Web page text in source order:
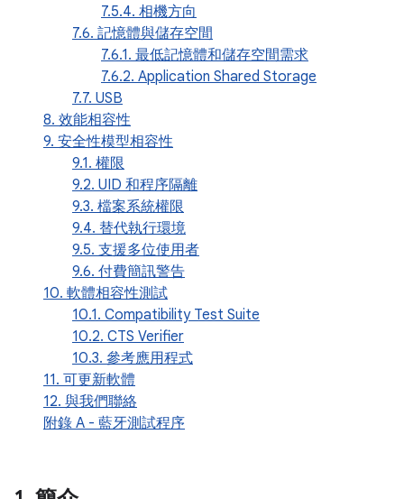
7.5.4. 相機方向
7.6. 記憶體與儲存空間
7.6.1. 最低記憶體和儲存空間需求
7.6.2. Application Shared Storage
7.7. USB
8. 效能相容性
9. 安全性模型相容性
9.1. 權限
9.2. UID 和程序隔離
9.3. 檔案系統權限
9.4. 替代執行環境
9.5. 支援多位使用者
9.6. 付費簡訊警告
10. 軟體相容性測試
10.1. Compatibility Test Suite
10.2. CTS Verifier
10.3. 參考應用程式
11. 可更新軟體
12. 與我們聯絡
附錄 A - 藍牙測試程序